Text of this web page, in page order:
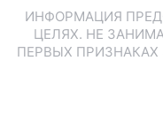
ИНФОРМАЦИЯ
ЦЕЛЯХ. НЕ
ПЕРВЫХ